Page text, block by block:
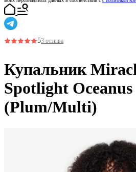
53 отзыва
Купальник
Spotlight Oceanus
(Plum/Multi)